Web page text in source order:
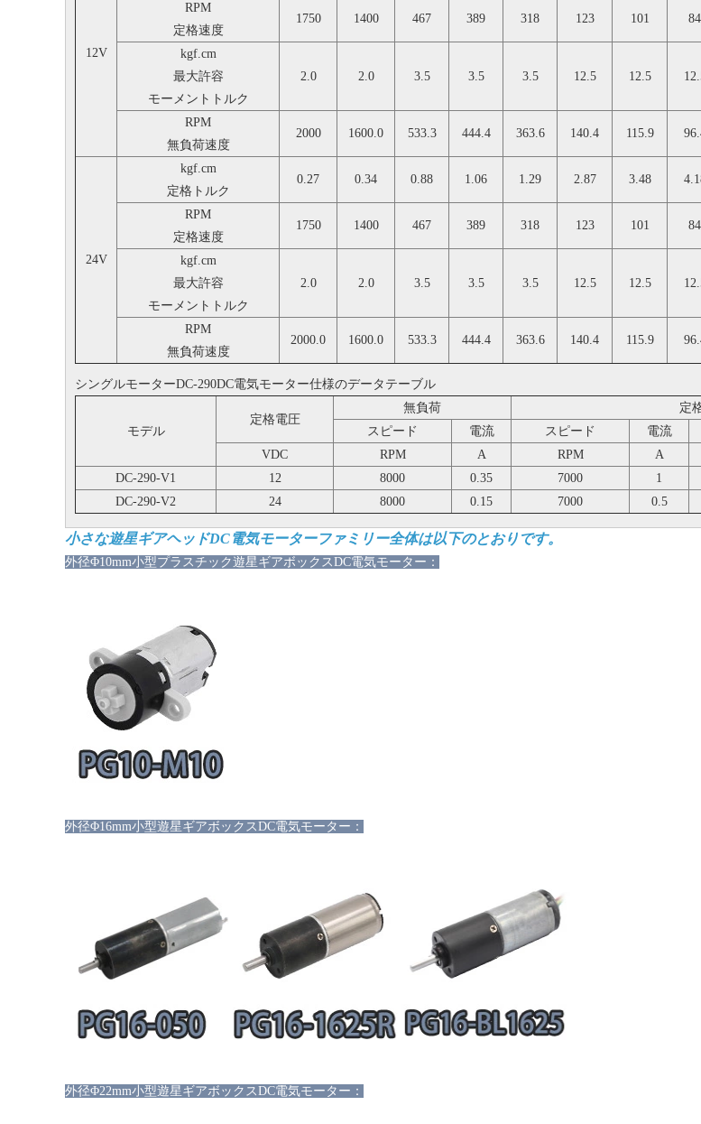
12V
RPM
定格速度
1750 1400 467 389 318 123 101 84
kgf.cm
最大許容
モーメントトルク
2.0 2.0 3.5 3.5 3.5 12.5 12.5
RPM
無負荷速度
2000 1600.0 533.3 444.4 363.6 140.4 115.9
24V
kgf.cm
定格トルク
0.27 0.34 0.88 1.06 1.29 2.87 3.48
RPM
定格速度
1750 1400 467 389 318 123 101 84
kgf.cm
最大許容
モーメントトルク
2.0 2.0 3.5 3.5 3.5 12.5 12.5
RPM
無負荷速度
2000.0 1600.0 533.3 444.4 363.6 140.4 115.9
シングルモーターDC-290DC電気モーター仕様のデータテーブル
モデル
定格電圧
無負荷 定
スピード
電流 スピード 電流
VDC
RPM A RPM A
DC-290-V1
12 8000 0.35 7000 1
DC-290-V2
24 8000 0.15 7000 0.5
小さな遊星ギアヘッドDC電気モーターファミリー全体は以下のとおりです。
外径Φ10mm小型プラスチック遊星ギアボックスDC電気モーター：
外径Φ16mm小型遊星ギアボックスDC電気モーター：
外径Φ22mm小型遊星ギアボックスDC電気モーター：